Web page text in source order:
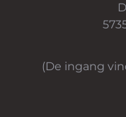
(De ingang